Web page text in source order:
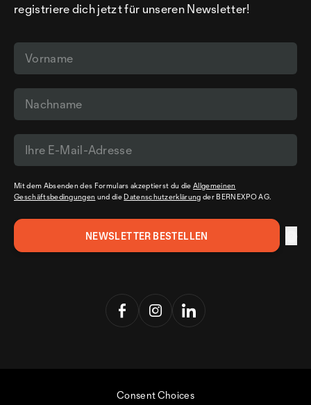
registriere dich jetzt für unseren Newsletter!
Mit dem Absenden des Formulars akzeptierst du dieAllgemeinen
Geschäftsbedingungen und die Datenschutzerklärung der BERNEXPO AG.
Consent Choices